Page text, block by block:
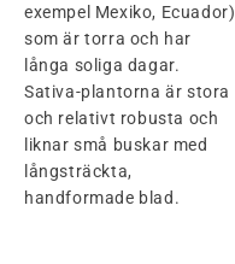
exempel Mexiko, Ecuador)
som är torra och har
långa soliga dagar.
Sativa-plantorna är stora
och relativt robusta och
liknar små buskar med
långsträckta,
handformade blad.